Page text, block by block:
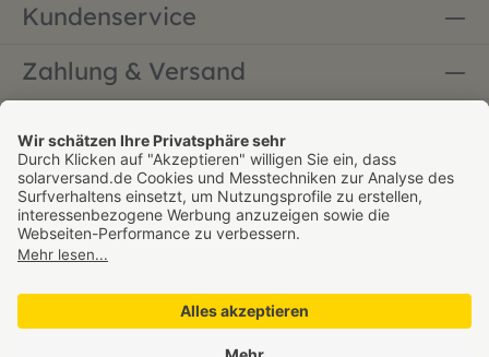
Kundenservice
Zahlung & Versand
Bestellung widerrufen
* Alle Preise inkl. gesetzl. Mehrwertsteuer zzgl.
Deutschlands. Gültig nur für den Paketversand,
Sperrgutversand ausgenommen.